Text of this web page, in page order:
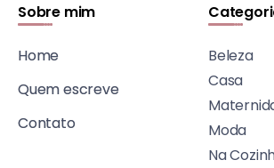
Sobre mim
Home
Quem escreve
Contato
Beleza
Casa
Moda
Na